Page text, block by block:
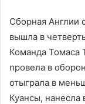
Сборная Англии
вышла в
Команда Томаса
провела в
отыграла в
Куансы, нанесла